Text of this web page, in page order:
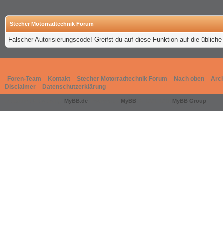
Stecher Motorradtechnik Forum
Falscher Autorisierungscode! Greifst du auf diese Funktion auf die
Foren-Team Kontakt Stecher Motorradtechnik Forum Nach oben
Disclaimer
Datenschutzerklärung
MyBB.de MyBB MyBB Group